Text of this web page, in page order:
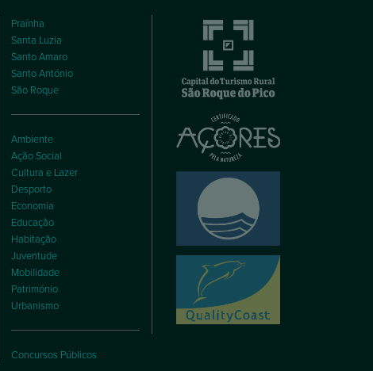
Praínha
Santa Luzia
Santo Amaro
Santo António
São Roque
Ambiente
Ação Social
Cultura e Lazer
Desporto
Economia
Educação
Habitação
Juventude
Mobilidade
Património
Urbanismo
Concursos Públicos